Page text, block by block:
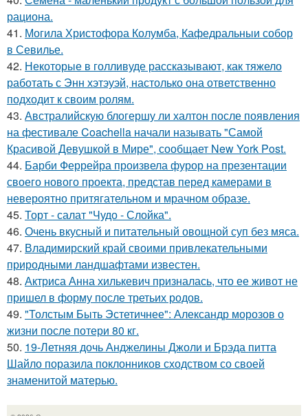
рациона.
41. Могила Христофора Колумба, Кафедральныи собор
в Севилье.
42. Некоторые в голливуде рассказывают, как тяжело
работать с Энн хэтэуэй, настолько она ответственно
подходит к своим ролям.
43. Австралийскую блогершу ли халтон после появления
на фестивале Coachella начали называть "Самой
Красивой Девушкой в Мире", сообщает New York Post.
44. Барби Феррейра произвела фурор на презентации
своего нового проекта, представ перед камерами в
невероятно притягательном и мрачном образе.
45. Торт - салат "Чудо - Слойка".
46. Очень вкусный и питательный овощной суп без мяса.
47. Владимирский край своими привлекательными
природными ландшафтами известен.
48. Актриса Анна хилькевич призналась, что ее живот не
пришел в форму после третьих родов.
49. "Толстым Быть Эстетичнее": Александр морозов о
жизни после потери 80 кг.
50. 19-Летняя дочь Анджелины Джоли и Брэда питта
Шайло поразила поклонников сходством со своей
знаменитой матерью.